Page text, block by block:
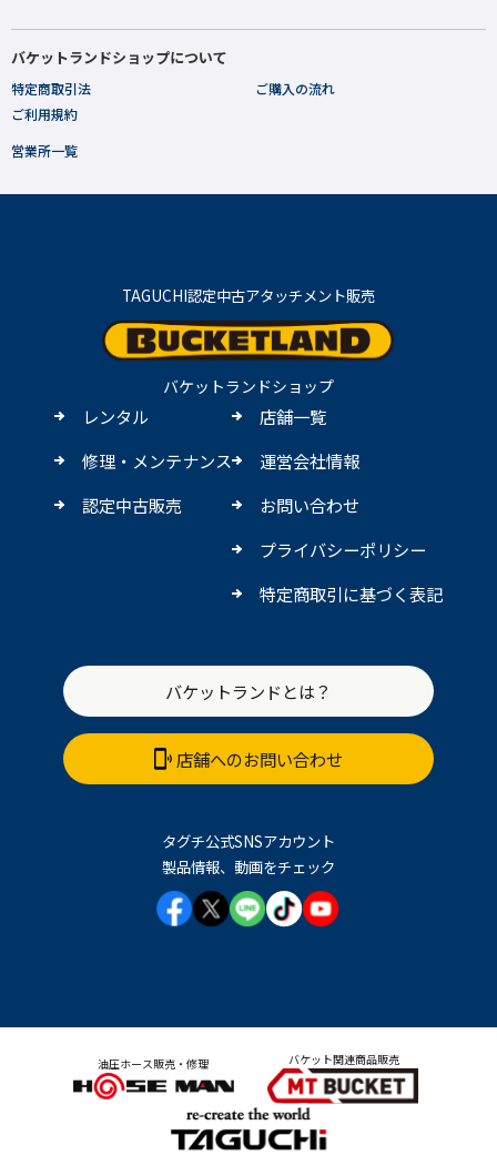
バケットランドショップについて
特定商取引法
ご利用規約
ご購入の流れ
営業所一覧
TAGUCHI認定中古アタッチメント販売
バケットランドショップ
レンタル
修理・メンテナンス
認定中古販売
店舗一覧
運営会社情報
お問い合わせ
プライバシーポリシー
特定商取引に基づく表記
バケットランドとは？
店舗へのお問い合わせ
タグチ公式SNSアカウント
製品情報、動画をチェック
油圧ホース販売・修理 バケット関連商品販売